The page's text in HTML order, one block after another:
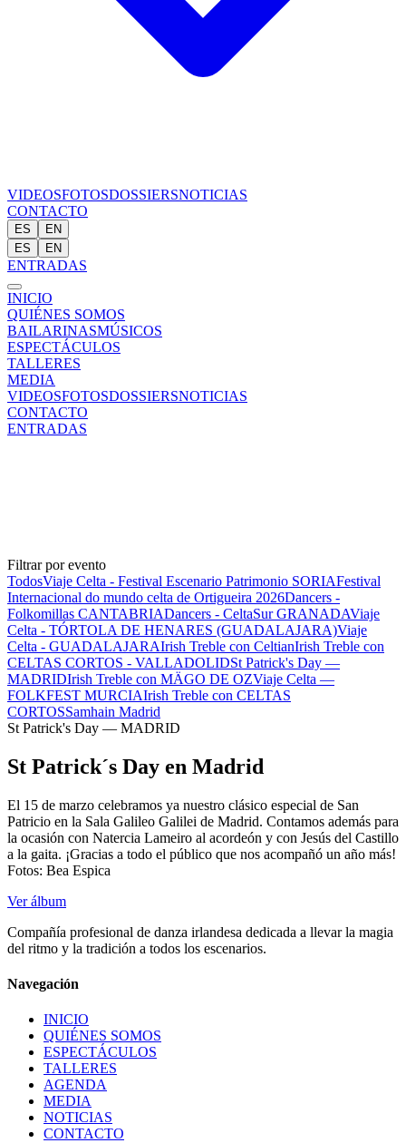
VIDEOSFOTOSDOSSIERSNOTICIAS
CONTACTO
ES
EN
ES
EN
ENTRADAS
INICIO
QUIÉNES SOMOS
BAILARINASMÚSICOS
ESPECTÁCULOS
TALLERES
MEDIA
VIDEOSFOTOSDOSSIERSNOTICIAS
CONTACTO
ENTRADAS
Filtrar por evento
TodosViaje Celta - Festival Escenario Patrimonio SORIAFestival
Internacional do mundo celta de Ortigueira 2026Dancers -
Folkomillas CANTABRIADancers - CeltaSur GRANADAViaje
Celta - TÓRTOLA DE HENARES (GUADALAJARA)Viaje
Celta - GUADALAJARAIrish Treble con CeltianIrish Treble con
CELTAS CORTOS - VALLADOLIDSt Patrick's Day —
MADRIDIrish Treble con MÄGO DE OZViaje Celta —
FOLKFEST MURCIAIrish Treble con CELTAS
CORTOSSamhain Madrid
St Patrick's Day — MADRID
St Patrick´s Day en Madrid
El 15 de marzo celebramos ya nuestro clásico especial de San
Patricio en la Sala Galileo Galilei de Madrid. Contamos además para
la ocasión con Natercia Lameiro al acordeón y con Jesús del Castillo
a la gaita. ¡Gracias a todo el público que nos acompañó un año más!
Fotos: Bea Espica
Ver álbum
Compañía profesional de danza irlandesa dedicada a llevar la magia
del ritmo y la tradición a todos los escenarios.
Navegación
INICIO
QUIÉNES SOMOS
ESPECTÁCULOS
TALLERES
AGENDA
MEDIA
NOTICIAS
CONTACTO